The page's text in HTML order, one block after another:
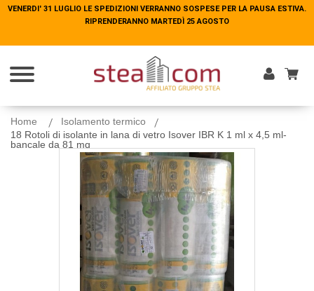
VENERDI' 31 LUGLIO LE SPEDIZIONI VERRANNO SOSPESE PER LA PAUSA ESTIVA.
RIPRENDERANNO MARTEDÌ 25 AGOSTO
Home
Isolamento termico
18 Rotoli di isolante in lana di vetro Isover IBR K 1 ml x 4,5 ml-
bancale da 81 mq
VENERDI' 31 LUGLIO LE SPEDIZIONI VERRANNO SOSPESE PER LA PAUSA ESTIVA.
RIPRENDERANNO MARTEDÌ 25 AGOSTO